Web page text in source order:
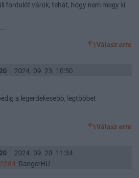
fordulót várok, tehát, hogy nem megy ki
Válasz erre
2024. 09. 23. 10:50
a legerdekesebb, legtöbbet
Válasz erre
2024. 09. 20. 11:34
RangerHU